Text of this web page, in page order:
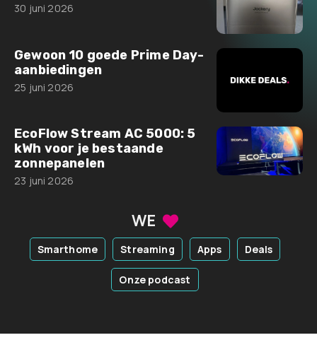
30 juni 2026
Gewoon 10 goede Prime Day-
aanbiedingen
25 juni 2026
EcoFlow Stream AC 5000: 5
kWh voor je bestaande
zonnepanelen
23 juni 2026
WE
Smarthome Streaming Apps Deals
Onze podcast